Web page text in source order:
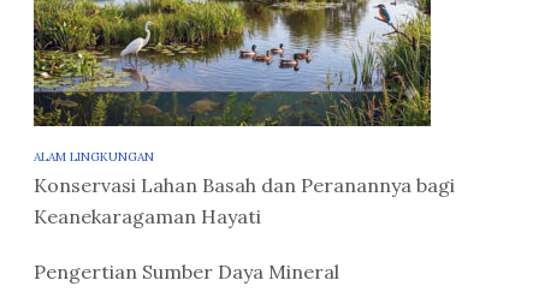
ALAM LINGKUNGAN
Konservasi Lahan Basah dan Peranannya bagi
Keanekaragaman Hayati
Pengertian Sumber Daya Mineral